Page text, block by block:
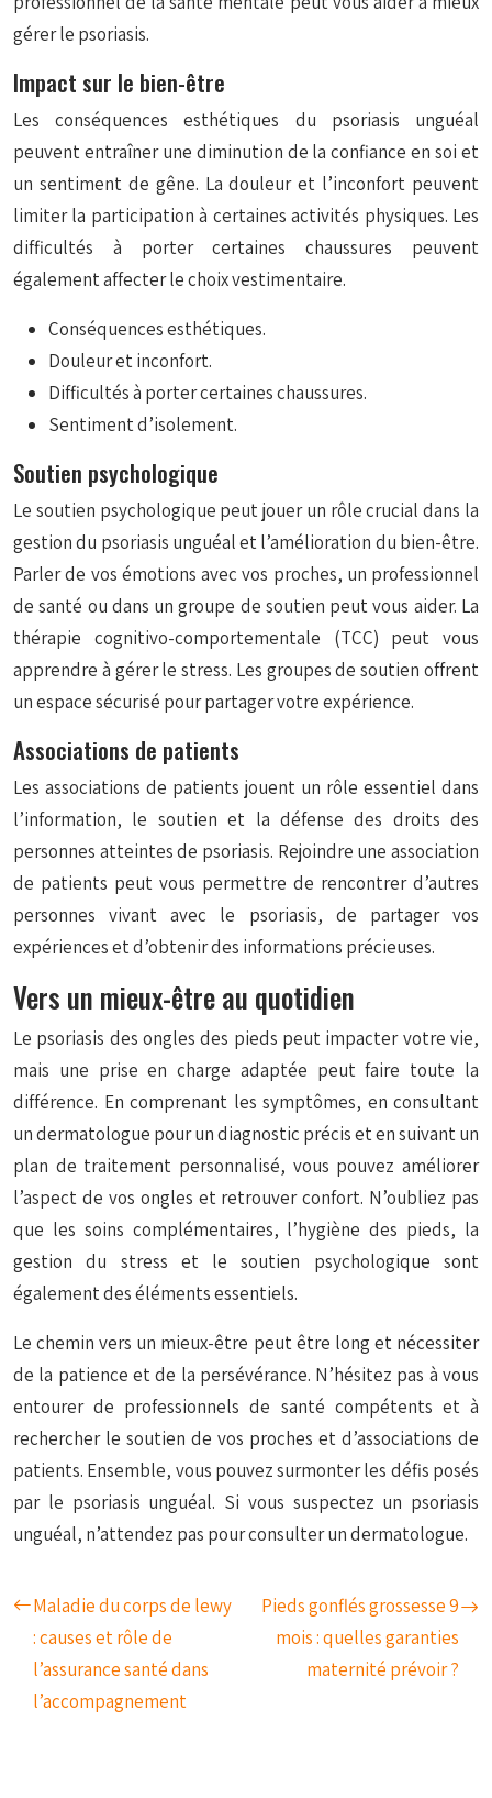
gérer le psoriasis.
Impact sur le bien-être
Les conséquences esthétiques du psoriasis unguéal
peuvent entraîner une diminution de la confiance en soi et
un sentiment de gêne. La douleur et l’inconfort peuvent
limiter la participation à certaines activités physiques. Les
difficultés à porter certaines chaussures peuvent
également affecter le choix vestimentaire.
Conséquences esthétiques.
Douleur et inconfort.
Difficultés à porter certaines chaussures.
Sentiment d’isolement.
Soutien psychologique
Le soutien psychologique peut jouer un rôle crucial dans la
gestion du psoriasis unguéal et l’amélioration du bien-être.
Parler de vos émotions avec vos proches, un professionnel
de santé ou dans un groupe de soutien peut vous aider. La
thérapie cognitivo-comportementale (TCC) peut vous
apprendre à gérer le stress. Les groupes de soutien offrent
un espace sécurisé pour partager votre expérience.
Associations de patients
Les associations de patients jouent un rôle essentiel dans
l’information, le soutien et la défense des droits des
personnes atteintes de psoriasis. Rejoindre une association
de patients peut vous permettre de rencontrer d’autres
personnes vivant avec le psoriasis, de partager vos
expériences et d’obtenir des informations précieuses.
Vers un mieux-être au quotidien
Le psoriasis des ongles des pieds peut impacter votre vie,
mais une prise en charge adaptée peut faire toute la
différence. En comprenant les symptômes, en consultant
un dermatologue pour un diagnostic précis et en suivant un
plan de traitement personnalisé, vous pouvez améliorer
l’aspect de vos ongles et retrouver confort. N’oubliez pas
que les soins complémentaires, l’hygiène des pieds, la
gestion du stress et le soutien psychologique sont
également des éléments essentiels.
Le chemin vers un mieux-être peut être long et nécessiter
de la patience et de la persévérance. N’hésitez pas à vous
entourer de professionnels de santé compétents et à
rechercher le soutien de vos proches et d’associations de
patients. Ensemble, vous pouvez surmonter les défis posés
par le psoriasis unguéal. Si vous suspectez un psoriasis
unguéal, n’attendez pas pour consulter un dermatologue.
Maladie du corps de lewy
: causes et rôle de
l’assurance santé dans
l’accompagnement
Pieds gonflés grossesse 9
mois : quelles garanties
maternité prévoir ?